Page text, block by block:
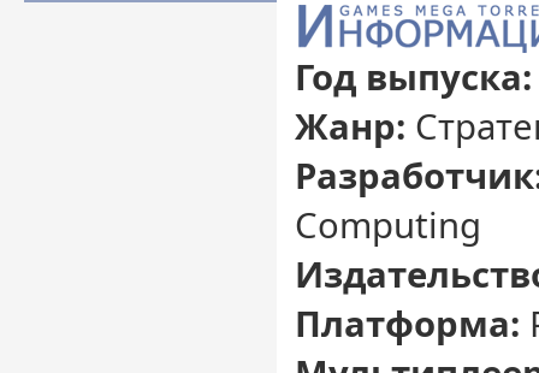
Год выпуска:
Жанр:
Computing
Платформа: